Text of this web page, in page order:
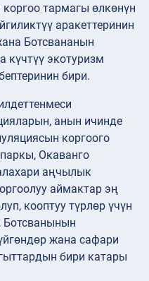
тармагы өлкөнүн
аракеттеринин
Ботсвананын
күчтүү экотуризм
бири.
анын ичинде
коргоого
Окаванго
аңчылык
аймактар эң
кооптуу түрлөр үчүн
Ботсванынын
жана сафари
бири катары